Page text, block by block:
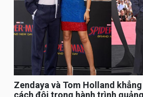
Zendaya và Tom Holland
cách đôi trong hành trình